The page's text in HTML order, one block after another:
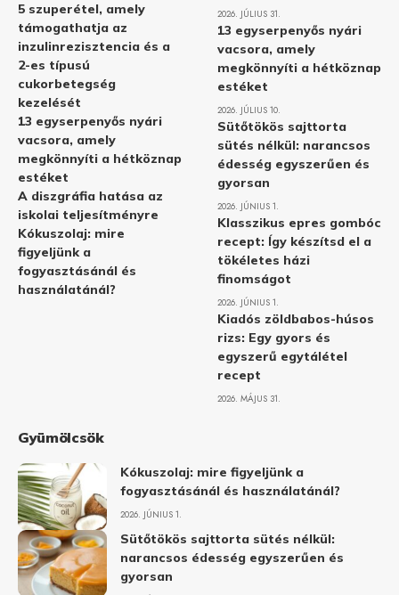
5 szuperétel, amely
támogathatja az
inzulinrezisztencia és a
2-es típusú
cukorbetegség
kezelését
13 egyserpenyős nyári
vacsora, amely
megkönnyíti a hétköznap
estéket
A diszgráfia hatása az
iskolai teljesítményre
Kókuszolaj: mire
figyeljünk a
fogyasztásánál és
használatánál?
2026. JÚLIUS 31.
13 egyserpenyős nyári
vacsora, amely
megkönnyíti a hétköznap
estéket
2026. JÚLIUS 10.
Sütőtökös sajttorta
sütés nélkül: narancsos
édesség egyszerűen és
gyorsan
2026. JÚNIUS 1.
Klasszikus epres gombóc
recept: Így készítsd el a
tökéletes házi
finomságot
2026. JÚNIUS 1.
Kiadós zöldbabos-húsos
rizs: Egy gyors és
egyszerű egytálétel
recept
2026. MÁJUS 31.
Gyümölcsök
Kókuszolaj: mire figyeljünk a
fogyasztásánál és használatánál?
2026. JÚNIUS 1.
Sütőtökös sajttorta sütés nélkül:
narancsos édesség egyszerűen és
gyorsan